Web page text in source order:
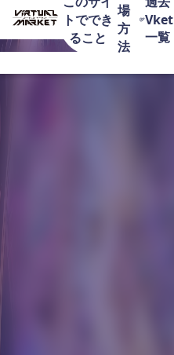
トででき
ること
場
方
法
Vket
一覧